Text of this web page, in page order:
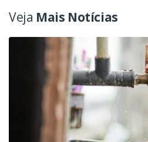
Veja Mais Notícias